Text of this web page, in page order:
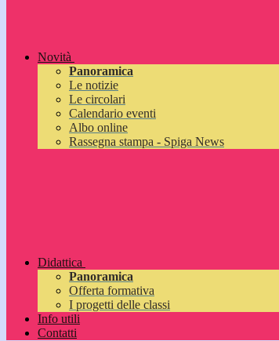
Novità
Panoramica
Le notizie
Le circolari
Calendario eventi
Albo online
Rassegna stampa - Spiga News
Didattica
Panoramica
Offerta formativa
I progetti delle classi
Info utili
Contatti